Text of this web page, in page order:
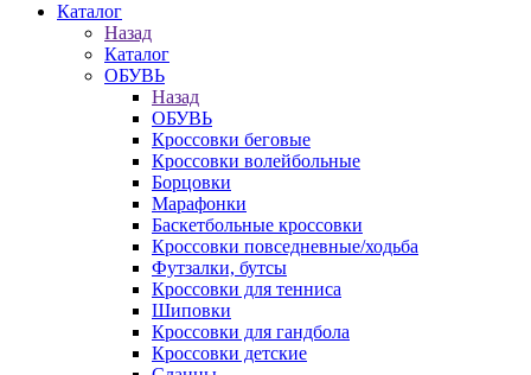
Каталог
Назад
Каталог
ОБУВЬ
Назад
ОБУВЬ
Кроссовки беговые
Кроссовки волейбольные
Борцовки
Марафонки
Баскетбольные кроссовки
Кроссовки повседневные/ходьба
Футзалки, бутсы
Кроссовки для тенниса
Шиповки
Кроссовки для гандбола
Кроссовки детские